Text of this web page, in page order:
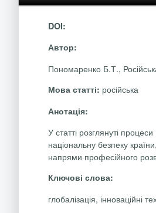
DOI:
Автор:
Пономаренко Б.Т.,
Мова статті: російська
Анотація:
У статті розглянуті
національну безпеку
напрями професійного
Ключові слова:
глобалізація, інноваційні